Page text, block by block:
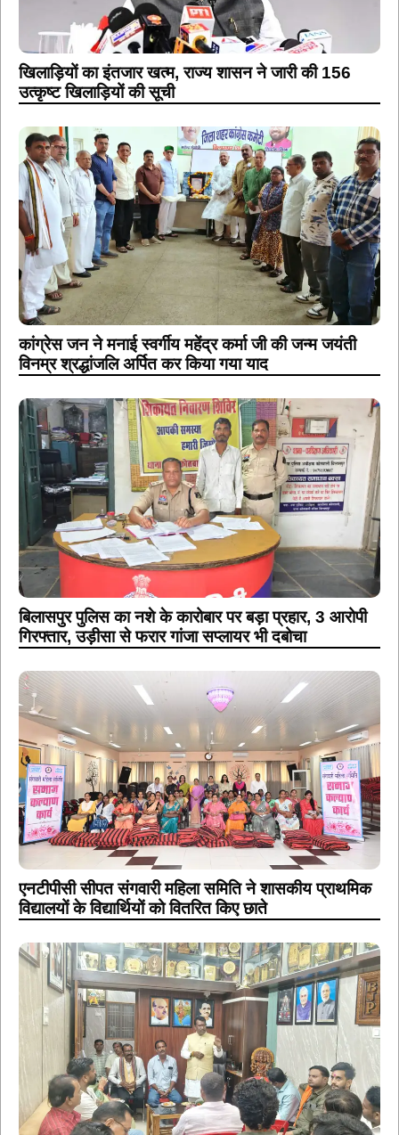
खिलाड़ियों का इंतजार खत्म, राज्य शासन ने जारी की 156
उत्कृष्ट खिलाड़ियों की सूची
कांग्रेस जन ने मनाई स्वर्गीय महेंद्र कर्मा जी की जन्म जयंती
विनम्र श्रद्धांजलि अर्पित कर किया गया याद
बिलासपुर पुलिस का नशे के कारोबार पर बड़ा प्रहार, 3 आरोपी
गिरफ्तार, उड़ीसा से फरार गांजा सप्लायर भी दबोचा
एनटीपीसी सीपत संगवारी महिला समिति ने शासकीय प्राथमिक
विद्यालयों के विद्यार्थियों को वितरित किए छाते